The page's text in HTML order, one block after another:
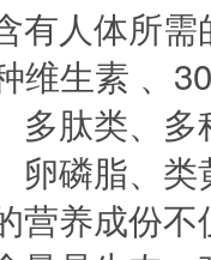
有人体所
维生素 、
多肽类、
卵磷脂、
营养成份